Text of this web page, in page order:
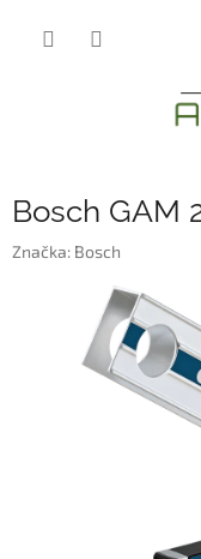
Bosch GAM
Značka: Bosch